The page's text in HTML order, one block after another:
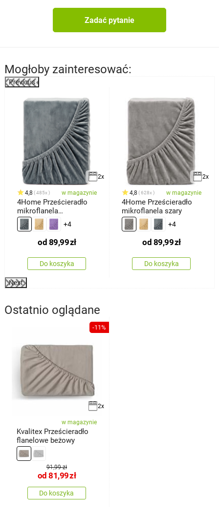
Zadać pytanie
Mogłoby zainteresować:
Previous
2x
4,8 485x w magazynie
4Home Prześcieradło
mikroflanela
ciemnoszary
+4
od 89,99zł
Do koszyka
2x
4,8 628x w magazynie
4Home Prześcieradło
mikroflanela szary
+4
od 89,99zł
Do koszyka
Next
Ostatnio oglądane
-11%
2x
w magazynie
Kvalitex Prześcieradło
flanelowe beżowy
91,99 zł
od 81,99zł
Do koszyka